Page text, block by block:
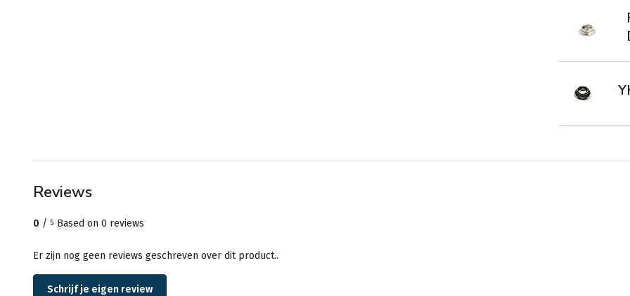
Reviews
0 / 5 Based on 0 reviews
Er zijn nog geen reviews geschreven over dit product..
Schrijf je eigen review